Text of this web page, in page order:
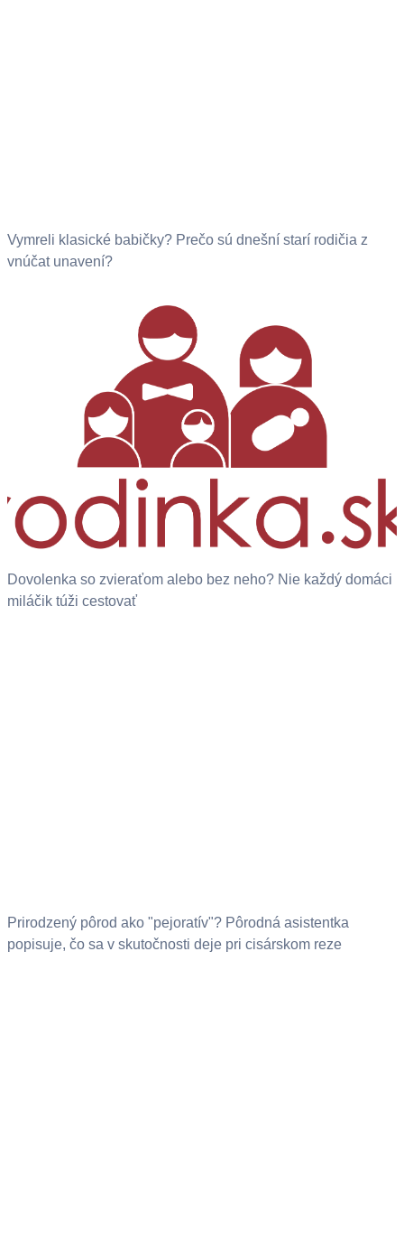
Vymreli klasické babičky? Prečo sú dnešní starí rodičia z
vnúčat unavení?
Dovolenka so zvieraťom alebo bez neho? Nie každý domáci
miláčik túži cestovať
Prirodzený pôrod ako "pejoratív"? Pôrodná asistentka
popisuje, čo sa v skutočnosti deje pri cisárskom reze